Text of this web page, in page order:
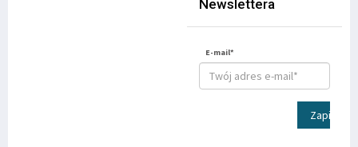
Newslettera
E-mail*
Zapisz